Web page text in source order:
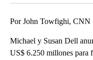
Por John Towfighi, CNN
Michael y Susan Dell
US$ 6.250 millones para